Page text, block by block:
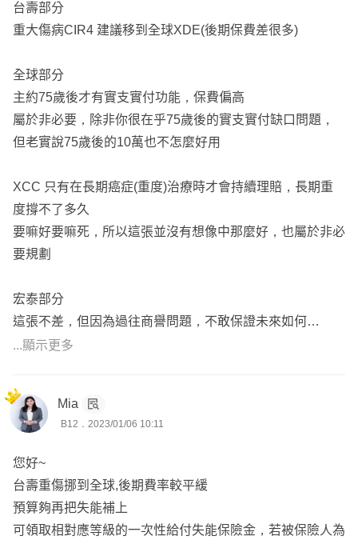
的失能都可以理賠。
在全球，台壽BH0效益不大可以做刪減，
YCA無理賠併發症、而XCC理賠條件相對麻煩，建議改以
用遠雄CJ2補強癌症保障，
宏泰失能僅有理賠意外，可以透過安聯的失能商品分散疾病
以下是我為您設計的初步方案，詳細內容都可以再做討論修
改，較能更貼近您的需求。
https://finfo.tw/assortments/af412bfd40229721
小湘服務於錠嵂保經，擅長各家商品搭配及條款比較，已在
Finfo上協助數十位客戶完成個人保障。
主要從事網路開發，台北至屏東皆有服務，地區不受限，服
如有其他疑問，歡迎點擊頭像「免費諮詢」來訊一起討論。
🙂
🌟因聊聊系統若不在線上不會通知訊息，會無法注意即時的
諮詢，
若方便的話再麻煩留下聯絡資訊，以利後續討論溝通唷。
台壽部分
重大傷病CIR4 建議移到全球XDE(後期保費差很多)
全球部分
主約75歲後才有實支實付功能，保費偏高
屬於非必要，除非你很在乎75歲後的實支實付缺口問題，
但老實說75歲後的10萬也不怎麼好用
XCC 只有在長期癌症(重度)治療時才會持續理賠，長期重
度撐不了多久
要嘛好要嘛死，所以這張並沒有想像中那麼好，也屬於非必
要規劃
宏泰部分
這張不差，但因為過往商譽問題，不敢保證未來如何
建議可以就剩餘預算規劃補強喔!
...顯示更多
Mia
B12．2023/01/06 10:11
您好~
台壽重傷挪到全球,後期費率較平緩
預算夠再把失能補上
可領取相對應等級的一次性給付失能保險金，若被保險人為